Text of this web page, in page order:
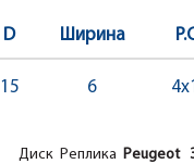
D Ширина
15 6
Диск Реплика Peugeot